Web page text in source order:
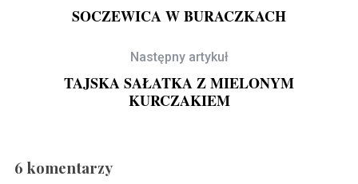
SOCZEWICA W BURACZKACH
Następny artykuł
TAJSKA SAŁATKA Z MIELONYM
KURCZAKIEM
6 komentarzy